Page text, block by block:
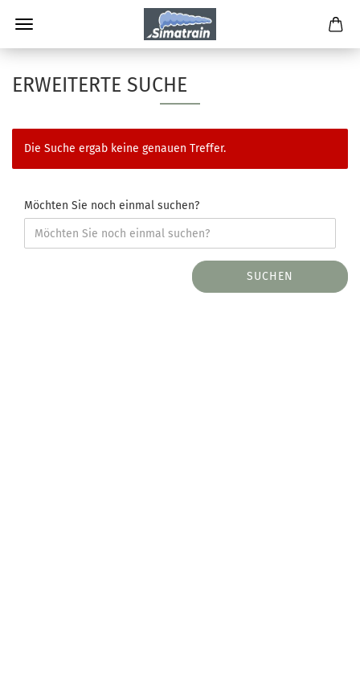
ERWEITERTE SUCHE
Die Suche ergab keine genauen Treffer.
Möchten Sie noch einmal suchen?
SUCHEN